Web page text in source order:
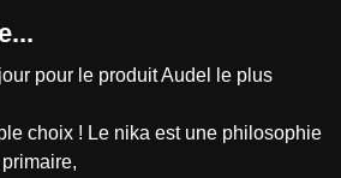
pour le produit Audel le plus
choix ! Le nika est une philosophie